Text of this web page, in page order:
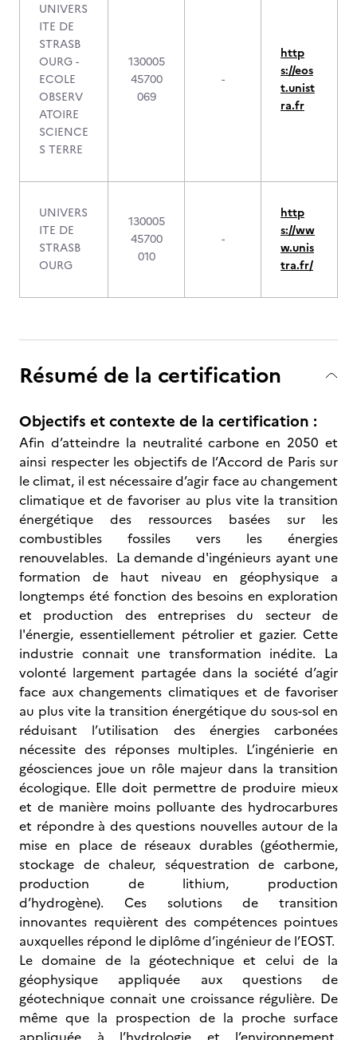
UNIVERS
ITE DE
STRASB
OURG -
ECOLE
OBSERV
ATOIRE
SCIENCE
S TERRE
130005
45700
069
-
http
s://eos
t.unist
ra.fr
UNIVERS
ITE DE
STRASB
OURG
130005
45700
010
-
http
s://ww
w.unis
tra.fr/
Résumé de la certification
Objectifs et contexte de la certification :
Afin d’atteindre la neutralité carbone en 2050 et
ainsi respecter les objectifs de l’Accord de Paris sur
le climat, il est nécessaire d’agir face au changement
climatique et de favoriser au plus vite la transition
énergétique des ressources basées sur les
combustibles fossiles vers les énergies
renouvelables. La demande d'ingénieurs ayant une
formation de haut niveau en géophysique a
longtemps été fonction des besoins en exploration
et production des entreprises du secteur de
l'énergie, essentiellement pétrolier et gazier. Cette
industrie connait une transformation inédite. La
volonté largement partagée dans la société d’agir
face aux changements climatiques et de favoriser
au plus vite la transition énergétique du sous-sol en
réduisant l’utilisation des énergies carbonées
nécessite des réponses multiples. L’ingénierie en
géosciences joue un rôle majeur dans la transition
écologique. Elle doit permettre de produire mieux
et de manière moins polluante des hydrocarbures
et répondre à des questions nouvelles autour de la
mise en place de réseaux durables (géothermie,
stockage de chaleur, séquestration de carbone,
production de lithium, production
d’hydrogène). Ces solutions de transition
innovantes requièrent des compétences pointues
auxquelles répond le diplôme d’ingénieur de l’EOST.
Le domaine de la géotechnique et celui de la
géophysique appliquée aux questions de
géotechnique connait une croissance régulière. De
même que la prospection de la proche surface